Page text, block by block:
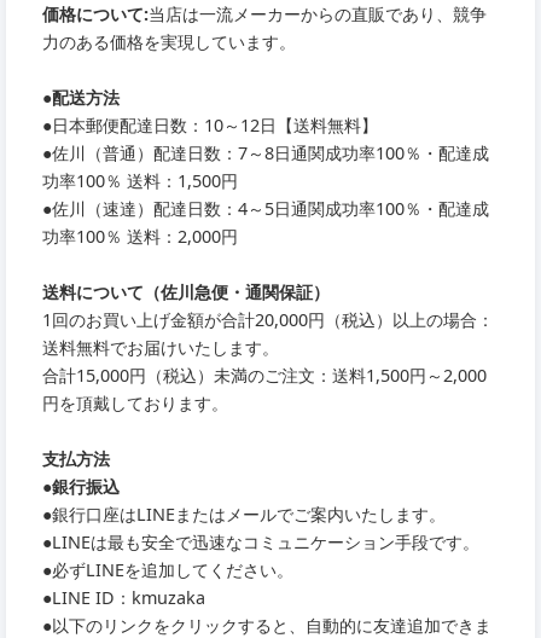
価格について:当店は一流メーカーからの直販であり、競争
力のある価格を実現しています。
●配送方法
●日本郵便配達日数：10～12日【送料無料】
●佐川（普通）配達日数：7～8日通関成功率100％・配達成
功率100％ 送料：1,500円
●佐川（速達）配達日数：4～5日通関成功率100％・配達成
功率100％ 送料：2,000円
送料について（佐川急便・通関保証）
1回のお買い上げ金額が合計20,000円（税込）以上の場合：
送料無料でお届けいたします。
合計15,000円（税込）未満のご注文：送料1,500円～2,000
円を頂戴しております。
支払方法
●銀行振込
●銀行口座はLINEまたはメールでご案内いたします。
●LINEは最も安全で迅速なコミュニケーション手段です。
●必ずLINEを追加してください。
●LINE ID：kmuzaka
●以下のリンクをクリックすると、自動的に友達追加できま